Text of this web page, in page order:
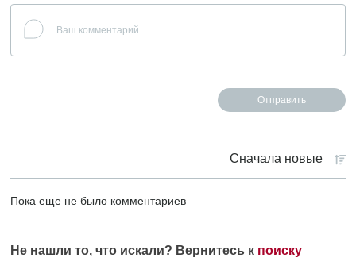
Сначала новые
Пока еще не было комментариев
Не нашли то, что искали? Вернитесь к поиску